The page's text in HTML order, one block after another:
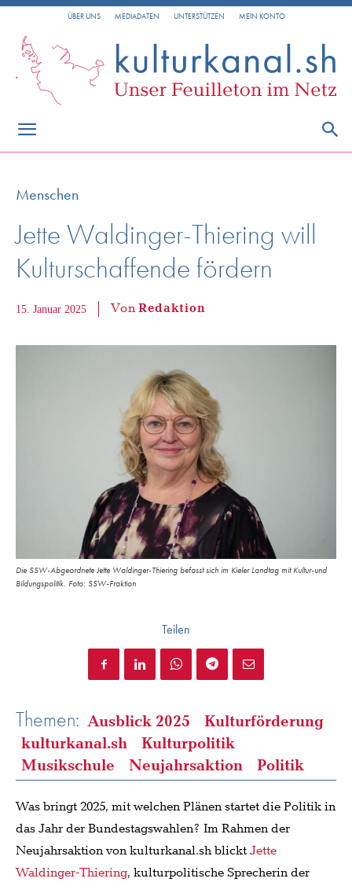
ÜBER UNS MEDIADATEN UNTERSTÜTZEN MEIN KONTO
Menschen
Jette Waldinger-Thiering will
Kulturschaffende fördern
15. Januar 2025 VonRedaktion
Die SSW-Abgeordnete Jette Waldinger-Thiering befasst sich im Kieler Landtag mit Kultur-und
Bildungspolitik. Foto: SSW-Fraktion
Teilen
Themen: Ausblick 2025
Kulturförderung
kulturkanal.sh
Kulturpolitik
Musikschule
Neujahrsaktion Politik
Was bringt 2025, mit welchen Plänen startet die Politik in
das Jahr der Bundestagswahlen? Im Rahmen der
Neujahrsaktion von kulturkanal.sh blicktJette
Waldinger-Thiering, kulturpolitische Sprecherin der